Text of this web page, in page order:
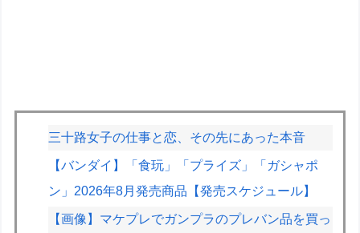
三十路女子の仕事と恋、その先にあった本音
【バンダイ】「食玩」「プライズ」「ガシャポ
ン」2026年8月発売商品【発売スケジュール】
【画像】マケプレでガンプラのプレバン品を買っ